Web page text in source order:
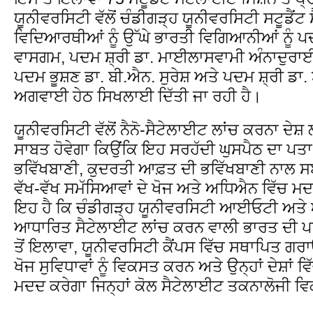
ਯੂਨੀਵਰਸਿਟੀ ਵੱਲੋਂ ਚੰਡੀਗੜ੍ਹ ਯੂਨੀਵਰਸਿਟੀ
ਵਿਦਿਆਰਥੀਆਂ ਨੂੰ ਉੱਘੇ ਭਾਰਤੀ ਵਿਗਿਆਨੀਆਂ ਨੂੰ
ਵਾਸਗਮ, ਪਦਮ ਸ਼੍ਰੀ ਡਾ. ਮਾਈਲਾਸਵਾਮੀ
ਪਦਮ ਭੂਸ਼ਣ ਡਾ. ਬੀ.ਐਨ. ਸੁਰੇਸ਼ ਅਤੇ ਪਦਮ ਸ਼੍ਰੀ
ਅਗਵਾਈ ਹੇਠ ਸਿਖਲਾਈ ਦਿੱਤੀ ਜਾ ਰਹੀ ਹੈ।
ਯੂਨੀਵਰਸਿਟੀ ਵੱਲੋਂ ਨੈਨੋ-ਸੈਟੇਲਾਈਟ ਲਾਂਚ ਕਰਨਾ
ਸਾਬਤ ਹੋਵੇਗਾ ਕਿਉਂਕਿ ਇਹ ਸਰਹੱਦੀ ਘੁਸਪੈਠ ਦਾ
ਭਵਿੱਖਬਾਣੀ, ਕੁਦਰਤੀ ਆਫ਼ਤ ਦੀ ਭਵਿੱਖਬਾਣੀ ਨਾਲ
ਵੱਖ-ਵੱਖ ਸਮੱਸਿਆਵਾਂ ਦੇ ਖੋਜ ਅਤੇ ਅਧਿਐਨ ਵਿੱਚ
ਇਹ ਹੈ ਕਿ ਚੰਡੀਗੜ੍ਹ ਯੂਨੀਵਰਸਿਟੀ ਆਈਓਟੀ
ਆਧਾਰਿਤ ਸੈਟੇਲਾਈਟ ਲਾਂਚ ਕਰਨ ਵਾਲੀ ਭਾਰਤ ਦੀ
ਤੋਂ ਇਲਾਵਾ, ਯੂਨੀਵਰਸਿਟੀ ਕੈਂਪਸ ਵਿੱਚ ਸਥਾਪਿਤ
ਖੋਜ ਸੁਵਿਧਾਵਾਂ ਨੂੰ ਵਿਕਸਤ ਕਰਨ ਅਤੇ ਉਨ੍ਹਾਂ ਦੇਸ਼ਾਂ
ਮਦਦ ਕਰੇਗਾ ਜਿਨ੍ਹਾਂ ਕੋਲ ਸੈਟੇਲਾਈਟ ਤਕਨਾਲੋਜੀ